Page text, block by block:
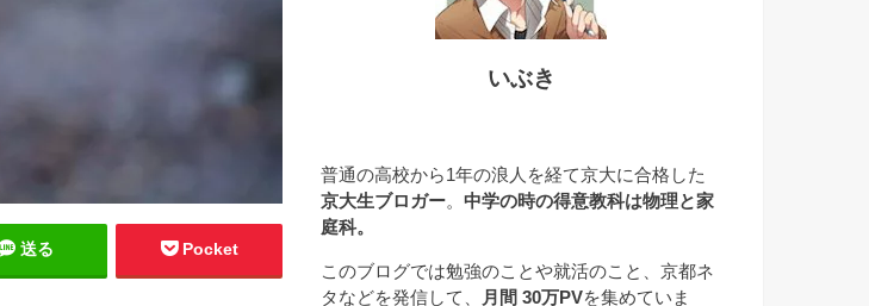
送る Pocket
いぶき
普通の高校から1年の浪人を経て京大に合格した
京大生ブロガー。 中学の時の得意教科は物理と家
庭科。
このブログでは勉強のことや就活のこと、京都ネ
タなどを発信して、
月間 30万PVを集めていま